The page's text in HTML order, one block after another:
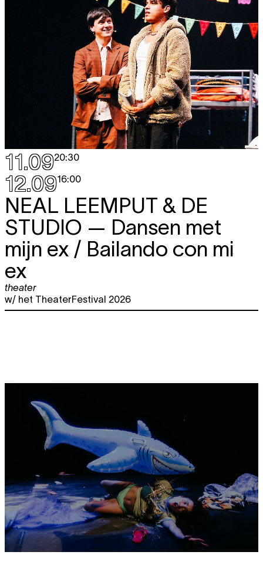
11.0920:30
12.0916:00
NEAL LEEMPUT & DE
STUDIO — Dansen met
mijn ex / Bailando con mi
ex
theater
w/ het TheaterFestival 2026